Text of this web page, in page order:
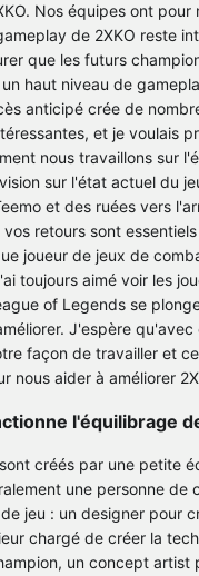
Nos équipes ont pour
de 2XKO reste
que les futurs
haut niveau de
anticipé crée de
et je voulais
nous travaillons sur
sur l'état actuel du
et des ruées vers
retours sont
joueur de jeux de
toujours aimé voir les
of Legends se
J'espère
façon de travailler et
nous aider à améliorer
l'équilibrage
créés par une petite
une personne de
jeu : un designer pour
chargé de créer la
un concept artist